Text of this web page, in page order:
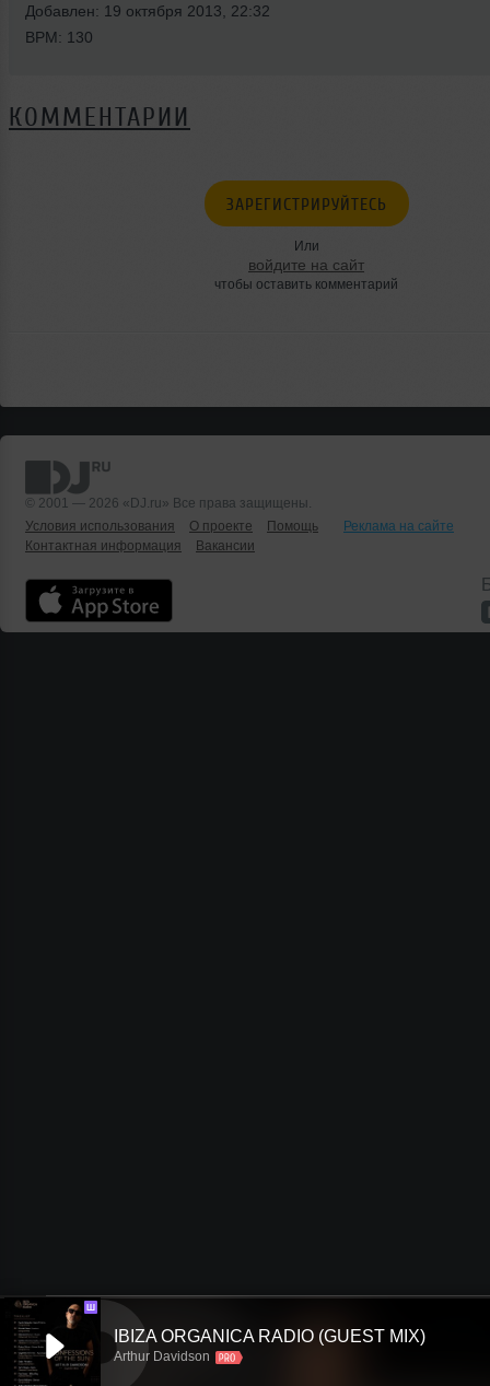
Добавлен: 19 октября 2013, 22:32
BPM: 130
КОММЕНТАРИИ
ЗАРЕГИСТРИРУЙТЕСЬ
Или
войдите на сайт
чтобы оставить комментарий
© 2001 — 2026 «DJ.ru» Все права защищены.
Условия использования
О проекте Помощь
Реклама на сайте
Контактная информация
Вакансии
Ш
IBIZA ORGANICA RADIO (GUEST MIX)
Arthur Davidson